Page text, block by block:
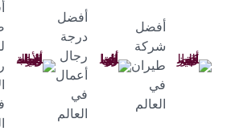
أفضل
شركة
طيران
في
العالم
أفضل
درجة
رجال
أعمال
في
العالم